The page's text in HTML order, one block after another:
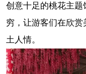
创意十足的桃花主
穷，让游客们在欣
土人情。